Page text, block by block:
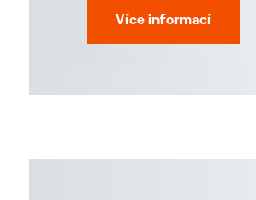
Více informací